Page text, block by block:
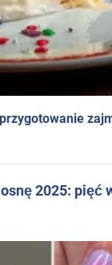
2025: pięć